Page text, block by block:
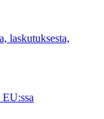
laskutuksesta,